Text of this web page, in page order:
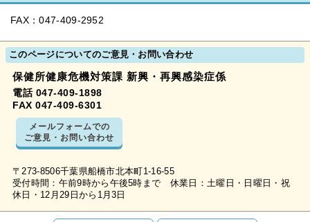
FAX：047-409-2952
このページについてのご意見・お問い合わせ
保健所健康危機対策課 新興・再興感染症係
電話 047-409-1898
FAX 047-409-6301
メールフォームでの
ご意見・お問い合わせ
〒273-8506千葉県船橋市北本町1-16-55
受付時間：午前9時から午後5時まで 休業日：土曜日・日曜日・祝
休日・12月29日から1月3日